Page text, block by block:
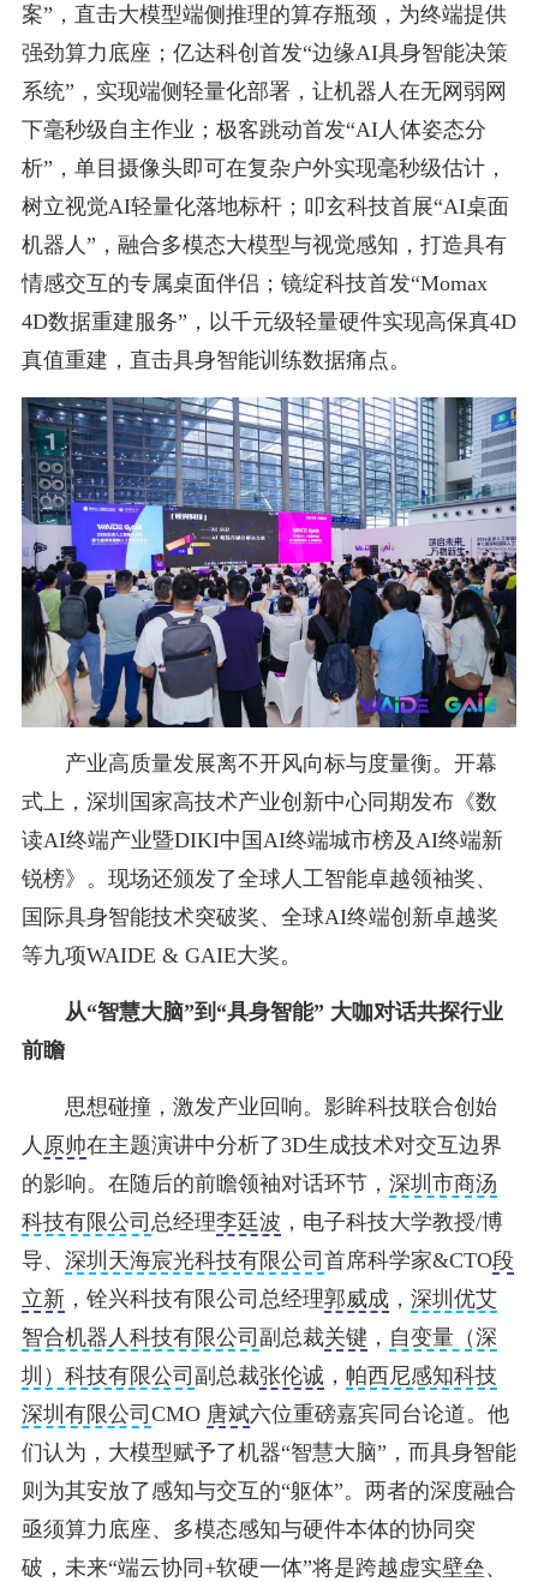
案”，直击大模型端侧推理的算存瓶颈，为终端提供
强劲算力底座；亿达科创首发“边缘AI具身智能决策
系统”，实现端侧轻量化部署，让机器人在无网弱网
下毫秒级自主作业；极客跳动首发“AI人体姿态分
析”，单目摄像头即可在复杂户外实现毫秒级估计，
树立视觉AI轻量化落地标杆；叩玄科技首展“AI桌面
机器人”，融合多模态大模型与视觉感知，打造具有
情感交互的专属桌面伴侣；镜绽科技首发“Momax
4D数据重建服务”，以千元级轻量硬件实现高保真4D
真值重建，直击具身智能训练数据痛点。
产业高质量发展离不开风向标与度量衡。开幕
式上，深圳国家高技术产业创新中心同期发布《数
读AI终端产业暨DIKI中国AI终端城市榜及AI终端新
锐榜》。现场还颁发了全球人工智能卓越领袖奖、
国际具身智能技术突破奖、全球AI终端创新卓越奖
等九项WAIDE & GAIE大奖。
从“智慧大脑”到“具身智能” 大咖对话共探行业
前瞻
思想碰撞，激发产业回响。影眸科技联合创始
人 原帅在主题演讲中分析了3D生成技术对交互边界
的影响。在随后的前瞻领袖对话环节， 深圳市商汤
科技有限公司 总经理李廷波 ，电子科技大学教授/博
导、 深圳天海宸光科技有限公司 首席科学家&CTO段
立新，铨兴科技有限公司总经理郭威成， 深圳优艾
智合机器人科技有限公司 副总裁关键， 自变量（深
圳）科技有限公司 副总裁张伦诚， 帕西尼感知科技
深圳有限公司 CMO 唐斌六位重磅嘉宾同台论道。他
们认为，大模型赋予了机器“智慧大脑”，而具身智能
则为其安放了感知与交互的“躯体”。两者的深度融合
亟须算力底座、多模态感知与硬件本体的协同突
破，未来“端云协同+软硬一体”将是跨越虚实壁垒、